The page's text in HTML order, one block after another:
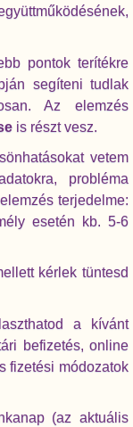
pontok terítékre
segíteni tudlak
Az elemzés
is részt vesz.
vetem
probléma
terjedelme:
esetén kb. 5-6
kérlek tüntesd
a kívánt
befizetés, online
fizetési módozatok
(az aktuális